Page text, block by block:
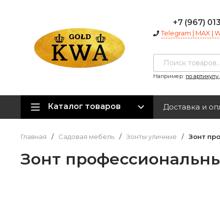
+7 (967)
Telegram | MAX |
Например: по
Каталог товаров Доставка и
Главная / Садовая мебель / Зонты уличные / Зонт
Зонт